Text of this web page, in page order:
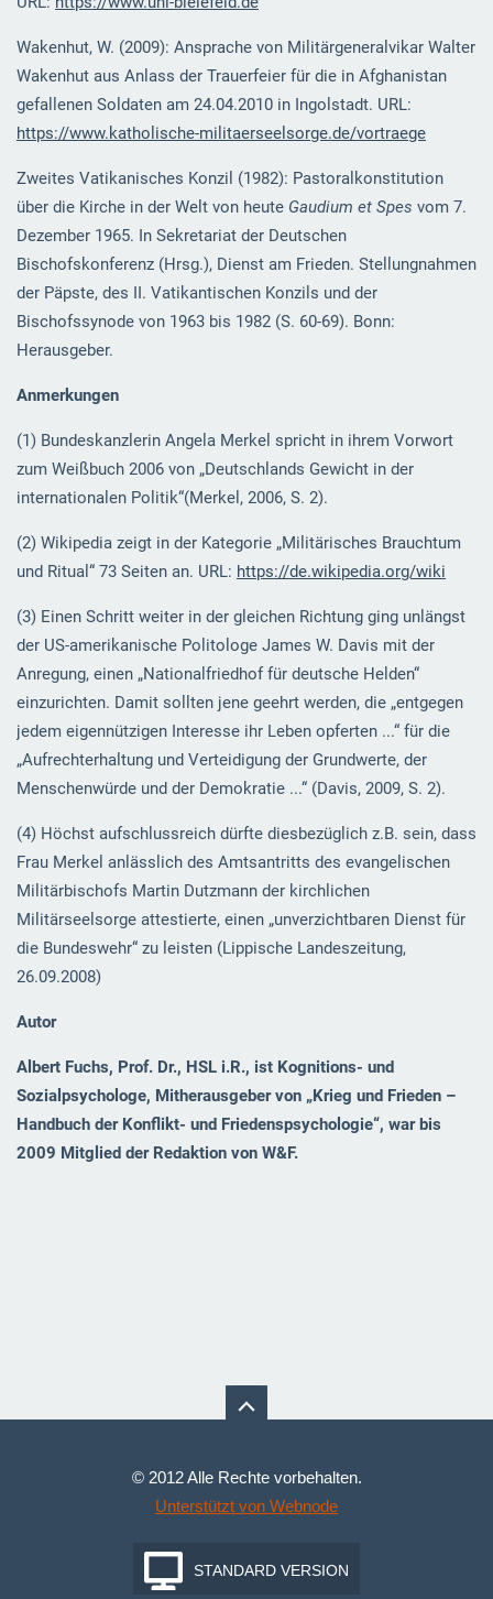
Wakenhut, W. (2009): Ansprache von Militärgeneralvikar Walter
Wakenhut aus Anlass der Trauerfeier für die in Afghanistan
gefallenen Soldaten am 24.04.2010 in Ingolstadt. URL:
https://www.katholische-militaerseelsorge.de/vortraege
Zweites Vatikanisches Konzil (1982): Pastoralkonstitution
über die Kirche in der Welt von heute Gaudium et Spes vom 7.
Dezember 1965. In Sekretariat der Deutschen
Bischofskonferenz (Hrsg.), Dienst am Frieden. Stellungnahmen
der Päpste, des II. Vatikantischen Konzils und der
Bischofssynode von 1963 bis 1982 (S. 60-69). Bonn:
Herausgeber.
Anmerkungen
(1) Bundeskanzlerin Angela Merkel spricht in ihrem Vorwort
zum Weißbuch 2006 von „Deutschlands Gewicht in der
internationalen Politik“(Merkel, 2006, S. 2).
(2) Wikipedia zeigt in der Kategorie „Militärisches Brauchtum
und Ritual“ 73 Seiten an. URL: https://de.wikipedia.org/wiki
(3) Einen Schritt weiter in der gleichen Richtung ging unlängst
der US-amerikanische Politologe James W. Davis mit der
Anregung, einen „Nationalfriedhof für deutsche Helden“
einzurichten. Damit sollten jene geehrt werden, die „entgegen
jedem eigennützigen Interesse ihr Leben opferten ...“ für die
„Aufrechterhaltung und Verteidigung der Grundwerte, der
Menschenwürde und der Demokratie ...“ (Davis, 2009, S. 2).
(4) Höchst aufschlussreich dürfte diesbezüglich z.B. sein, dass
Frau Merkel anlässlich des Amtsantritts des evangelischen
Militärbischofs Martin Dutzmann der kirchlichen
Militärseelsorge attestierte, einen „unverzichtbaren Dienst für
die Bundeswehr“ zu leisten (Lippische Landeszeitung,
26.09.2008)
Autor
Albert Fuchs, Prof. Dr., HSL i.R., ist Kognitions- und
Sozialpsychologe, Mitherausgeber von „Krieg und Frieden –
Handbuch der Konflikt- und Friedenspsychologie“, war bis
2009 Mitglied der Redaktion von W&F.
© 2012 Alle Rechte vorbehalten.
Unterstützt von Webnode
STANDARD VERSION